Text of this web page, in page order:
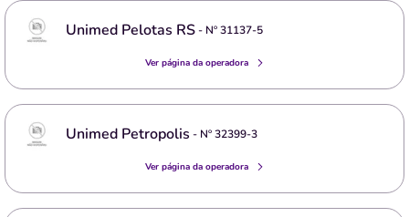
Unimed Pelotas RS- Nº31137-5
Ver página da operadora
Unimed Petropolis - Nº32399-3
Ver página da operadora